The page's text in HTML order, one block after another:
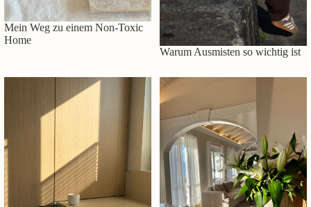
Mein Weg zu einem Non-Toxic
Home
Warum Ausmisten so wichtig ist